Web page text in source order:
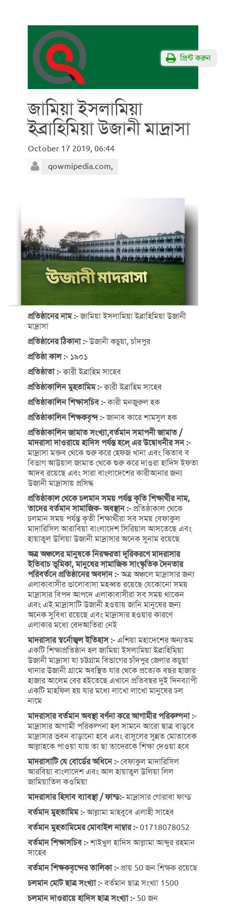
জামিয়া ইসলামিয়া
ইব্রাহিমিয়া উজানী মাদ্রাসা
October 17 2019, 06:44
qowmipedia.com,
প্রতিষ্ঠানের নাম :-জামিয়া ইসলামিয়া ইব্রাহিমিয়া উজানী
মাদ্রাসা
প্রতিষ্ঠানের ঠিকানা :-উজানী কচুয়া, চাঁদপুর
প্রতিষ্ঠা কাল :- ১৯০১
প্রতিষ্ঠাতা :-ক্বারী ইব্রাহিম সাহেব
প্রতিষ্ঠাকালিন মুহতামিম :-ক্বারী ইব্রাহিম সাহেব
প্রতিষ্ঠাকালিন শিক্ষাসচিব :-কারী মনজুরুল হক
প্রতিষ্ঠাকালিন শিক্ষকবৃন্দ :-জানাব কারে শামসুল হক
প্রতিষ্ঠাকালিন জামাত সংখ্যা,বর্তমান সমাপনী জামাত /
মাদরাসা দাওরায়ে হাদিস পর্যন্ত হলে্ এর উদ্বোধনীর সন :-
মাদ্রাসা মক্তব থেকে শুরু করে হেফজ খানা এবং কিতাব ব
বিভাগ আউয়াল জামাত থেকে শুরু করে দাওরা হাদিস ইফতা
আদব রয়েছে এবং সারা বাংলাদেশের কারীআনার জন্য
উজানী মাদ্রাসায় প্রসিদ্ধ
প্রতিষ্ঠাকাল থেকে চলমান সময় পর্যন্ত কৃতি শিক্ষার্থীর নাম,
তাদের বর্তমান সামাজিক- অবস্থান :- প্রতিষ্ঠাকাল থেকে
চলমান সময় পর্যন্ত কৃতী শিক্ষার্থীরা সব সময় বেফাকুল
মাদারিসিল আরাবিয়া বাংলাদেশ সিরিয়াল আসতেছে এবং
হায়াতুল উলিয়া উজানী মাদ্রাসার অনেক সুনাম রয়েছে
অত্র অঞ্চলের মানুষকে নিরক্ষরতা দূরিকরণে মাদরাসার
ইতিবাচ ভূমিকা, মানুষের সামাজিক সাংস্কৃতিক দৈনতার
পরিবর্তনে প্রতিষ্ঠানের অবদান :-অত্র অঞ্চলে মাদ্রাসার জন্য
এলাকাবাসীর ভালোবাসা মহব্বত রয়েছে যেকোনো সময়
মাদ্রাসার বিপদ আপদে এলাকাবাসীরা সব সময় থাকেন
এবং এই মাদ্রাসাটি উজানী হওয়ায় জানি মানুষের জন্য
অনেক সুবিধা রয়েছে এবং মাদ্রাসার হওয়ার কারণে
এলাকার মধ্যে বেদআতিরা নেই
মাদরাসার স্বর্নোজ্বল ইতিহাস :- এশিয়া মহাদেশের অন্যতম
একটি শিক্ষাপ্রতিষ্ঠান হল জামিয়া ইসলামিয়া ইব্রাহিমিয়া
উজানী মাদ্রাসা যা চট্টগ্রাম বিভাগের চাঁদপুর জেলার কচুয়া
থানার উজানী গ্রামে অবস্থিত যার থেকে প্রত্যেক বছর হাজার
হাজার আলেম বের হইতেছে এখানে প্রতিবছর দুই দিনব্যাপী
একটি মাহফিল হয় যার মধ্যে লাখো লাখো মানুষের ঢল
নামে
মাদরাসার বর্তমান অবস্থা বর্ণনা করে আগামীর পরিকল্পনা :-
মাদ্রাসার আগামী পরিকল্পনা হল সামনে আরো ছাত্র বাড়বে
মাদ্রাসার ভবন বাড়ানো হবে এবং রাসুলের সুন্নত মোতাবেক
আল্লাহকে পাওয়া যায় তা ছা তাদেরকে শিক্ষা দেওয়া হবে
মাদরাসাটি যে বোর্ডের অধিনে :- বেফাকুল মাদারিসিল
আরবিয়া বাংলাদেশ এবং আল হায়াতুল উলিয়া লিল
জামিয়াতিল কওমিয়া
মাদরাসার হিসাব ব্যাবস্থা / ফান্ড:-মাদ্রাসার গোরাবা ফান্ড
বর্তমান মুহতামিম :-আল্লামা মাহবুবে এলাহী সাহেব
বর্তমান মুহতামিমের মোবাইল নাম্বার :- 01718078052
বর্তমান শিক্ষাসচিব :-শাইখুল হাদিস আল্লামা আব্দুর রহমান
সাহেব
বর্তমান শিক্ষকবৃন্দের তালিকা :- প্রায় 50 জন শিক্ষক রয়েছে
চলমান মোট ছাত্র সংখ্যা :-বর্তমান ছাত্র সংখ্যা 1500
চলমান দাওরায়ে হাদিস ছাত্র সংখ্যা :- 50 জন
প্রিন্ট করুন